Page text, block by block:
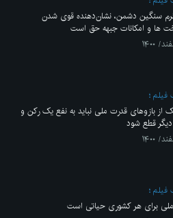
سنگین دشمن، نشان‌دهنده قوی شدن
ها و امکانات جبهه حق است
فیلم
از بازوهای قدرت ملی نباید به نفع یک رکن و
قطع شود
فیلم
برای هر کشوری حیاتی است